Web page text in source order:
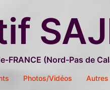
FRANCE (Nord-Pas de
Photos/Vidéos Autres